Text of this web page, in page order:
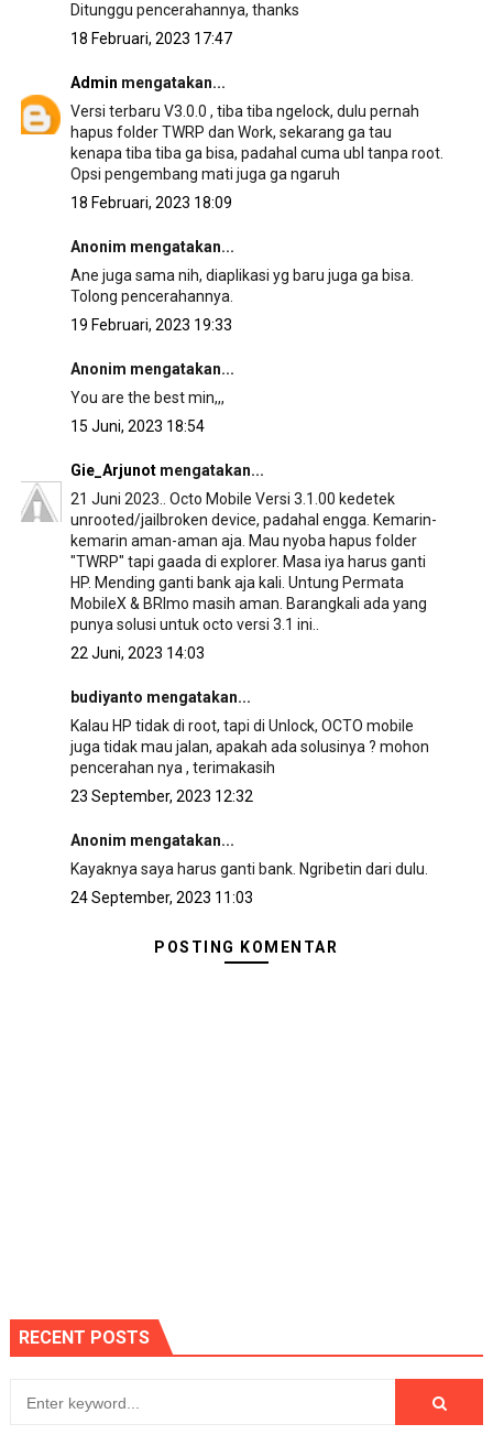
Ditunggu pencerahannya, thanks
18 Februari, 2023 17:47
Admin mengatakan...
Versi terbaru V3.0.0 , tiba tiba ngelock, dulu pernah
hapus folder TWRP dan Work, sekarang ga tau
kenapa tiba tiba ga bisa, padahal cuma ubl tanpa root.
Opsi pengembang mati juga ga ngaruh
18 Februari, 2023 18:09
Anonim mengatakan...
Ane juga sama nih, diaplikasi yg baru juga ga bisa.
Tolong pencerahannya.
19 Februari, 2023 19:33
Anonim mengatakan...
You are the best min,,,
15 Juni, 2023 18:54
Gie_Arjunotmengatakan...
21 Juni 2023.. Octo Mobile Versi 3.1.00 kedetek
unrooted/jailbroken device, padahal engga. Kemarin-
kemarin aman-aman aja. Mau nyoba hapus folder
"TWRP" tapi gaada di explorer. Masa iya harus ganti
HP. Mending ganti bank aja kali. Untung Permata
MobileX & BRImo masih aman. Barangkali ada yang
punya solusi untuk octo versi 3.1 ini..
22 Juni, 2023 14:03
budiyanto mengatakan...
Kalau HP tidak di root, tapi di Unlock, OCTO mobile
juga tidak mau jalan, apakah ada solusinya ? mohon
pencerahan nya , terimakasih
23 September, 2023 12:32
Anonim mengatakan...
Kayaknya saya harus ganti bank. Ngribetin dari dulu.
24 September, 2023 11:03
POSTING KOMENTAR
RECENT POSTS